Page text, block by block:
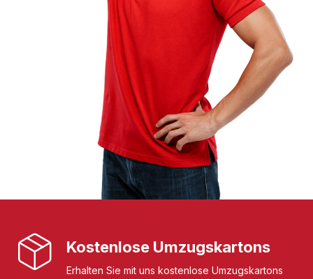
Kostenlose Umzugskartons
Erhalten Sie mit uns kostenlose Umzugskartons